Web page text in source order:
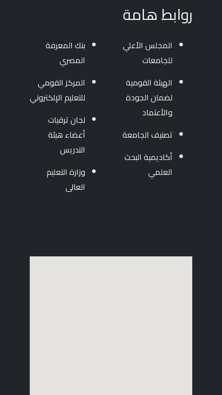
روابط هامة
المجلس الأعلي
للجامعات
الهيئة القومية
لضمان الجودة
والأعتماد
تصنيف الجامعة
أكاديمية البحث
العلمي
بنك المعرفة
المصري
المركز القومي
للتعليم الإلكتروني
لجان ترقيات
أعضاء هيئة
التدريس
وزارة التعليم
العالى